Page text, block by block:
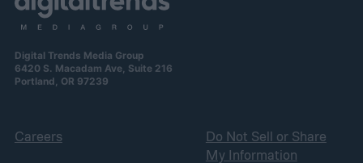
Digital Trends Media Group
6420 S. Macadam Ave, Suite 216
Portland, OR 97239
Careers
Do Not Sell or Share
My Information